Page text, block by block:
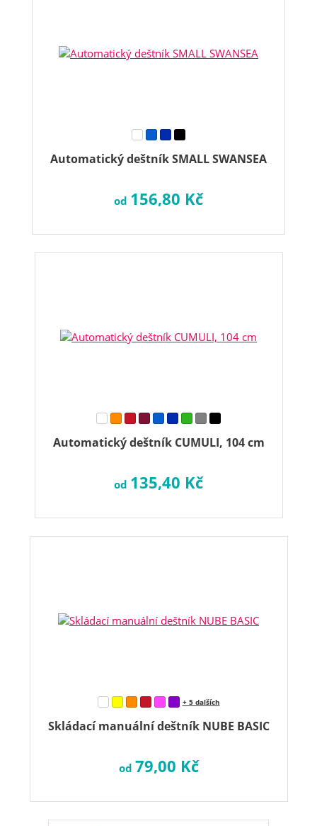
Automatický deštník SMALL SWANSEA
od 156,80 Kč
Automatický deštník CUMULI, 104 cm
od 135,40 Kč
Skládací manuální deštník NUBE BASIC
+ 5 dalších
od 79,00 Kč